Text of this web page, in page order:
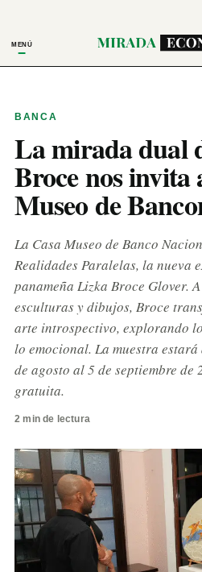
MENÚ
BANCA
La mirada dual
Broce nos invita
Museo de
La Casa Museo de Banco
Realidades Paralelas, la nueva
panameña Lizka Broce Glover.
esculturas y dibujos, Broce
arte introspectivo, explorando
lo emocional. La muestra
de agosto al 5 de septiembre de
gratuita.
2 min de lectura